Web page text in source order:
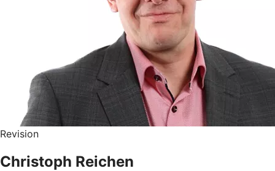
Revision
Christoph Reichen